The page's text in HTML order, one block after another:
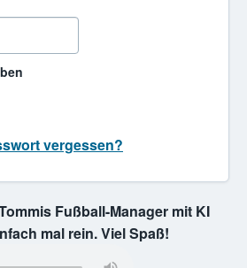
vergessen?
Fußball-Manager mit KI
mal rein. Viel Spaß!